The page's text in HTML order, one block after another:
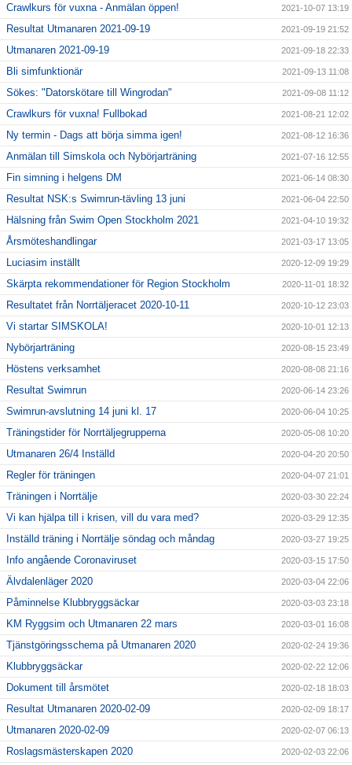
Crawlkurs för vuxna - Anmälan öppen! 2021-10-07 13:19
Resultat Utmanaren 2021-09-19 2021-09-19 21:52
Utmanaren 2021-09-19 2021-09-18 22:33
Bli simfunktionär 2021-09-13 11:08
Sökes: "Datorskötare till Wingrodan" 2021-09-08 11:12
Crawlkurs för vuxna! Fullbokad 2021-08-21 12:02
Ny termin - Dags att börja simma igen! 2021-08-12 16:36
Anmälan till Simskola och Nybörjarträning 2021-07-16 12:55
Fin simning i helgens DM 2021-06-14 08:30
Resultat NSK:s Swimrun-tävling 13 juni 2021-06-04 22:50
Hälsning från Swim Open Stockholm 2021 2021-04-10 19:32
Årsmöteshandlingar 2021-03-17 13:05
Luciasim inställt 2020-12-09 19:29
Skärpta rekommendationer för Region Stockholm 2020-11-01 18:32
Resultatet från Norrtäljeracet 2020-10-11 2020-10-12 23:03
Vi startar SIMSKOLA! 2020-10-01 12:13
Nybörjarträning 2020-08-15 23:49
Höstens verksamhet 2020-08-08 21:16
Resultat Swimrun 2020-06-14 23:26
Swimrun-avslutning 14 juni kl. 17 2020-06-04 10:25
Träningstider för Norrtäljegrupperna 2020-05-08 10:20
Utmanaren 26/4 Inställd 2020-04-20 20:50
Regler för träningen 2020-04-07 21:01
Träningen i Norrtälje 2020-03-30 22:24
Vi kan hjälpa till i krisen, vill du vara med? 2020-03-29 12:35
Inställd träning i Norrtälje söndag och måndag 2020-03-27 19:25
Info angående Coronaviruset 2020-03-15 17:50
Älvdalenläger 2020 2020-03-04 22:06
Påminnelse Klubbryggsäckar 2020-03-03 23:18
KM Ryggsim och Utmanaren 22 mars 2020-03-01 16:08
Tjänstgöringsschema på Utmanaren 2020 2020-02-24 19:36
Klubbryggsäckar 2020-02-22 12:06
Dokument till årsmötet 2020-02-18 18:03
Resultat Utmanaren 2020-02-09 2020-02-09 18:17
Utmanaren 2020-02-09 2020-02-07 06:13
Roslagsmästerskapen 2020 2020-02-03 22:06